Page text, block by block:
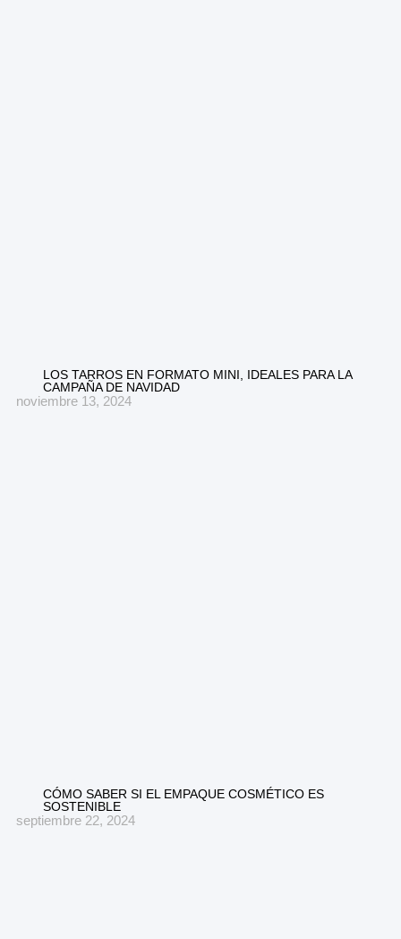
LOS TARROS EN FORMATO MINI, IDEALES PARA LA
CAMPAÑA DE NAVIDAD
noviembre 13, 2024
CÓMO SABER SI EL EMPAQUE COSMÉTICO ES
SOSTENIBLE
septiembre 22, 2024